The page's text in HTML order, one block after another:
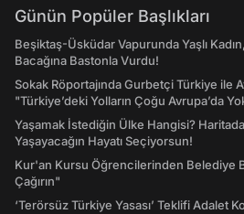
Günün Popüler Başlıkları
Beşiktaş-Üsküdar Vapurunda Yaşlı
Bacağına Bastonla Vurdu!
Sokak Röportajında Gurbetçi Türkiye ile
"Türkiye’deki Yolların Çoğu Avrupa’da
Yaşamak İstediğin Ülke Hangisi?
Yaşayacağın Hayatı Seçiyorsun!
Kur'an Kursu Öğrencilerinden Belediye
Çağırın"
‘Terörsüz Türkiye Yasası’ Teklifi Adalet